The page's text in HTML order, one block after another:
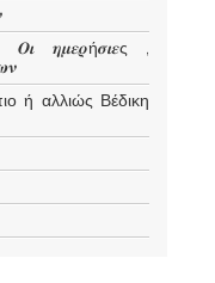
𝜼𝝁𝜺𝝆ή𝝈𝜾𝜺ς ,
ή αλλιώς Βέδικη